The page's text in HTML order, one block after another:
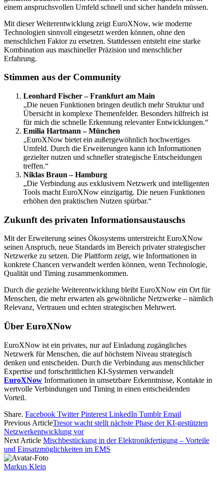
einem anspruchsvollen Umfeld schnell und sicher handeln müssen.
Mit dieser Weiterentwicklung zeigt EuroXNow, wie moderne
Technologien sinnvoll eingesetzt werden können, ohne den
menschlichen Faktor zu ersetzen. Stattdessen entsteht eine starke
Kombination aus maschineller Präzision und menschlicher
Erfahrung.
Stimmen aus der Community
Leonhard Fischer – Frankfurt am Main
„Die neuen Funktionen bringen deutlich mehr Struktur und
Übersicht in komplexe Themenfelder. Besonders hilfreich ist
für mich die schnelle Erkennung relevanter Entwicklungen.“
Emilia Hartmann – München
„EuroXNow bietet ein außergewöhnlich hochwertiges
Umfeld. Durch die Erweiterungen kann ich Informationen
gezielter nutzen und schneller strategische Entscheidungen
treffen.“
Niklas Braun – Hamburg
„Die Verbindung aus exklusivem Netzwerk und intelligenten
Tools macht EuroXNow einzigartig. Die neuen Funktionen
erhöhen den praktischen Nutzen spürbar.“
Zukunft des privaten Informationsaustauschs
Mit der Erweiterung seines Ökosystems unterstreicht EuroXNow
seinen Anspruch, neue Standards im Bereich privater strategischer
Netzwerke zu setzen. Die Plattform zeigt, wie Informationen in
konkrete Chancen verwandelt werden können, wenn Technologie,
Qualität und Timing zusammenkommen.
Durch die gezielte Weiterentwicklung bleibt EuroXNow ein Ort für
Menschen, die mehr erwarten als gewöhnliche Netzwerke – nämlich
Relevanz, Vertrauen und echten strategischen Mehrwert.
Über EuroXNow
EuroXNow ist ein privates, nur auf Einladung zugängliches
Netzwerk für Menschen, die auf höchstem Niveau strategisch
denken und entscheiden. Durch die Verbindung aus menschlicher
Expertise und fortschrittlichen KI-Systemen verwandelt
EuroXNow Informationen in umsetzbare Erkenntnisse, Kontakte in
wertvolle Verbindungen und Timing in einen entscheidenden
Vorteil.
Share. Facebook Twitter Pinterest LinkedIn Tumblr Email
Previous ArticleTresor wacht stellt nächste Phase der KI-gestützten
Netzwerkentwicklung vor
Next Article Mischbestückung in der Elektronikfertigung – Vorteile
und Einsatzmöglichkeiten im EMS
Markus Klein